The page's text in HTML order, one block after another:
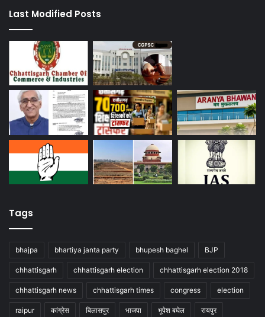
Last Modified Posts
Tags
bhajpa bhartiya janta party bhupesh baghel BJP
chhattisgarh chhattisgarh election chhattisgarh election 2018
chhattisgarh news chhattisgarh times congress election
raipur कांग्रेस बिलासपुर भाजपा भूपेश बघेल रायपुर